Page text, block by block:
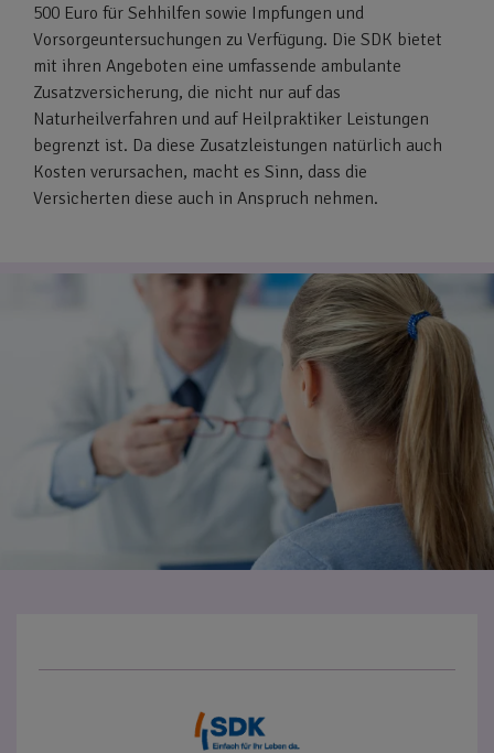
500 Euro für Sehhilfen sowie Impfungen und
Vorsorgeuntersuchungen zu Verfügung. Die SDK bietet
mit ihren Angeboten eine umfassende ambulante
Zusatzversicherung, die nicht nur auf das
Naturheilverfahren und auf Heilpraktiker Leistungen
begrenzt ist. Da diese Zusatzleistungen natürlich auch
Kosten verursachen, macht es Sinn, dass die
Versicherten diese auch in Anspruch nehmen.